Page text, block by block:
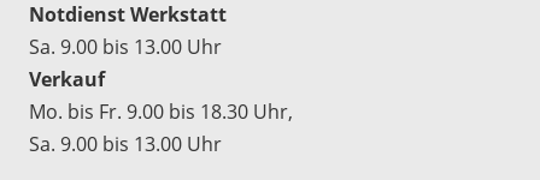
Notdienst Werkstatt
Sa. 9.00 bis 13.00 Uhr
Verkauf
Mo. bis Fr. 9.00 bis 18.30 Uhr,
Sa. 9.00 bis 13.00 Uhr